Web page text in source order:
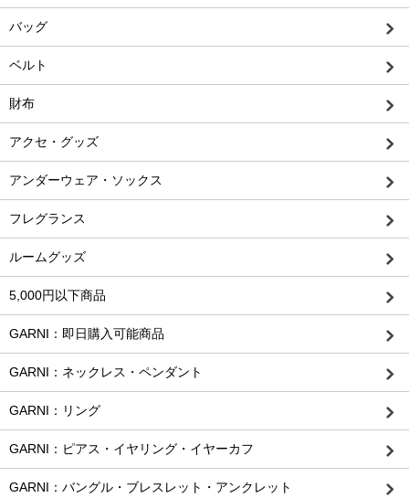
バッグ
ベルト
財布
アクセ・グッズ
アンダーウェア・ソックス
フレグランス
ルームグッズ
5,000円以下商品
GARNI：即日購入可能商品
GARNI：ネックレス・ペンダント
GARNI：リング
GARNI：ピアス・イヤリング・イヤーカフ
GARNI：バングル・ブレスレット・アンクレット